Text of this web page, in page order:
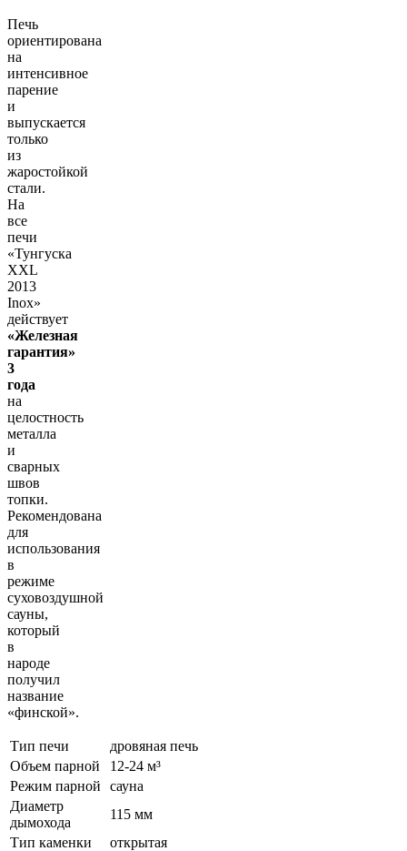
Печь
ориентирована
на
интенсивное
парение
и
выпускается
только
из
жаростойкой
стали.
На
все
печи
«Тунгуска
XXL
2013
Inox»
действует
«Железная
гарантия»
3
года
на
целостность
металла
и
сварных
швов
топки.
Рекомендована
для
использования
в
режиме
суховоздушной
сауны,
который
в
народе
получил
название
«финской».
Тип печи
дровяная печь
Объем парной
12-24 м³
Режим парной
сауна
Диаметр
дымохода
115 мм
Тип каменки
открытая